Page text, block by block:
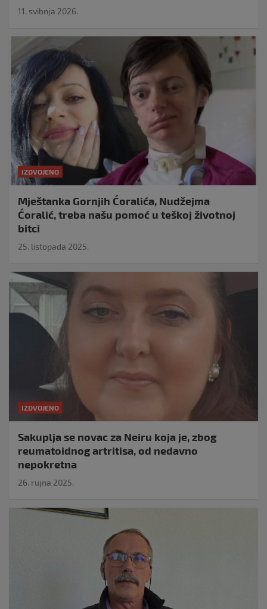
11. svibnja 2026.
IZDVOJENO
Mještanka Gornjih Ćoralića, Nudžejma
Ćoralić, treba našu pomoć u teškoj životnoj
bitci
25. listopada 2025.
IZDVOJENO
Sakuplja se novac za Neiru koja je, zbog
reumatoidnog artritisa, od nedavno
nepokretna
26. rujna 2025.